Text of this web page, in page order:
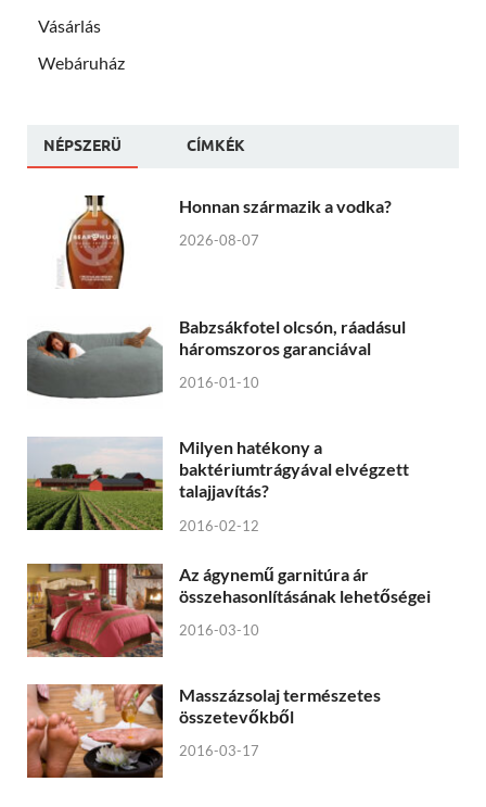
Vásárlás
Webáruház
NÉPSZERÜ CÍMKÉK
Honnan származik a vodka?
2026-08-07
Babzsákfotel olcsón, ráadásul
háromszoros garanciával
2016-01-10
Milyen hatékony a
baktériumtrágyával elvégzett
talajjavítás?
2016-02-12
Az ágynemű garnitúra ár
összehasonlításának lehetőségei
2016-03-10
Masszázsolaj természetes
összetevőkből
2016-03-17